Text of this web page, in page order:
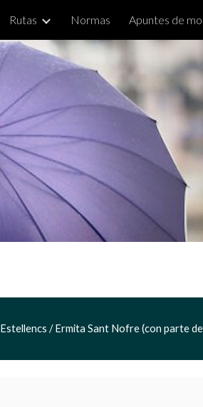
main content
Rutas Normas Apuntes de
/ Ermita Sant Nofre (con parte